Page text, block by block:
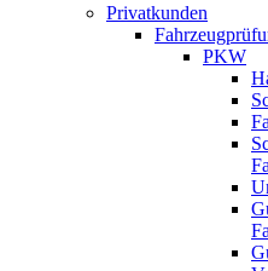
Privatkunden
PKW